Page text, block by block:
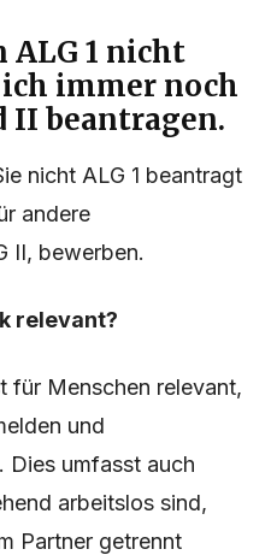
ALG 1 nicht
immer noch
II beantragen.
nicht ALG 1 beantragt
andere
II, bewerben.
relevant?
für Menschen relevant,
und
Dies umfasst auch
arbeitslos sind,
Partner getrennt